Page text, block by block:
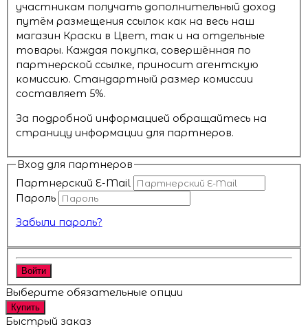
участникам получать дополнительный доход
путём размещения ссылок как на весь наш
магазин Краски в Цвет, так и на отдельные
товары. Каждая покупка, совершённая по
партнерской ссылке, приносит агентскую
комиссию. Стандартный размер комиссии
составляет 5%.
За подробной информацией обращайтесь на
страницу информации для партнеров.
Вход для партнеров
Партнерский E-Mail
Пароль
Забыли пароль?
Войти
Выберите обязательные опции
Купить
Быстрый заказ